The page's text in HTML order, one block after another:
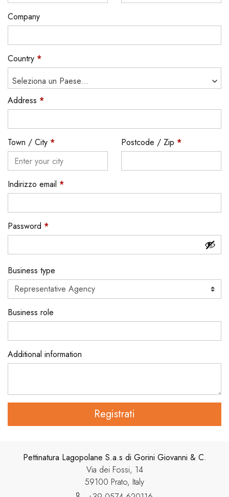
Company
Country *
Seleziona un Paese...
Address *
Town / City * Postcode / Zip *
Indirizzo email *
Password *
Business type
Business role
Additional information
Registrati
Pettinatura Lagopolane S.a.s di Gorini Giovanni & C.
Via dei Fossi, 14
59100 Prato, Italy